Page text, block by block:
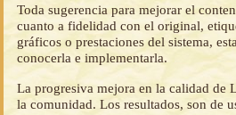
Toda sugerencia para mejorar el
cuanto a fidelidad con el original,
gráficos o prestaciones del sistema,
conocerla e implementarla.
La progresiva mejora en la calidad de
la comunidad. Los resultados, son de